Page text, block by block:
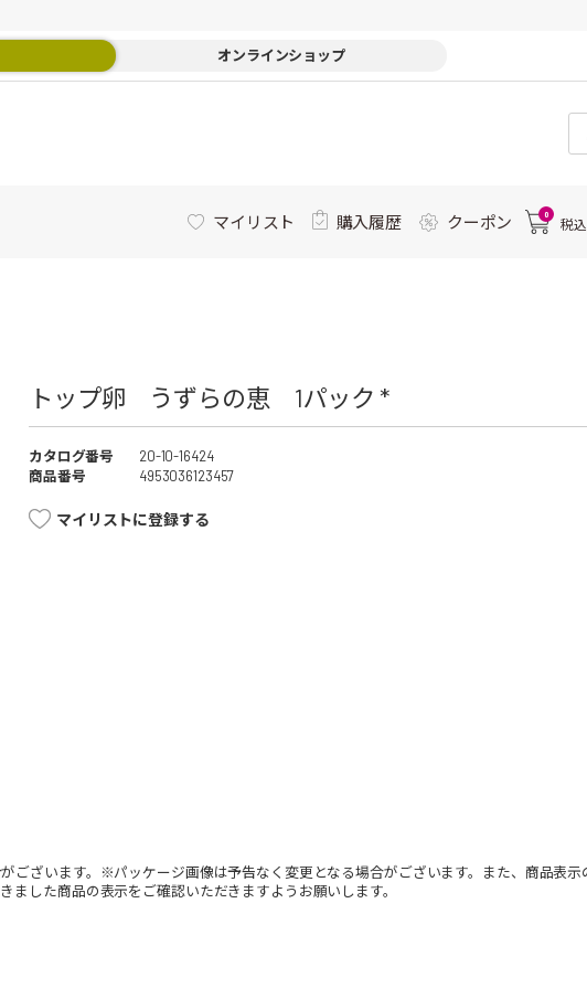
オンラインショップ
マイリスト 購入履歴 クーポン 0
税込
トップ卵 うずらの恵 1パック *
カタログ番号
20-10-16424
商品番号
4953036123457
マイリストに登録する
ございます。※パッケージ画像は予告なく変更となる場合がございます。また、商品表示
ました商品の表示をご確認いただきますようお願いします。